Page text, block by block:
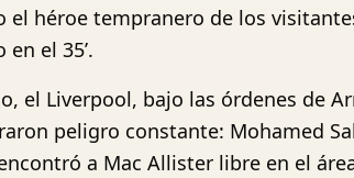
el héroe tempranero de los
en el 35’.
el Liverpool, bajo las órdenes de
peligro constante: Mohamed
a Mac Allister libre en el